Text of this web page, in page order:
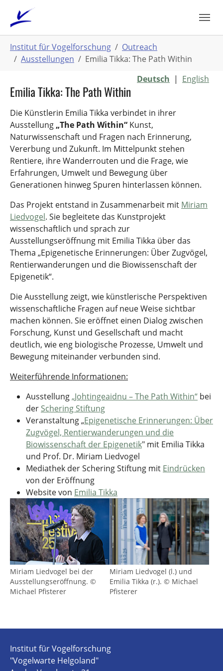
Hauptinhalt
springen
sind
hier:
Institut für Vogelforschung
Outreach
Ausstellungen
Emilia Tikka: The Path Within
Deutsch | English
Miriam Liedvogel bei der
Ausstellungseröffnung. ©
Michael Pfisterer
Miriam Liedvogel (l.) und
Emilia Tikka (r.). © Michael
Pfisterer
Emilia Tikka: The Path Within
Die Künstlerin Emilia Tikka verbindet in ihrer
Ausstellung „The Path Within“ Kunst,
Naturwissenschaft und Fragen nach Erinnerung,
Vererbung und Zukunft. Im Mittelpunkt stehen
Rentiere, ihre Wanderrouten und die Frage, wie
Erfahrungen, Umwelt und Bewegung über
Generationen hinweg Spuren hinterlassen können.
Das Projekt entstand in Zusammenarbeit mit Miriam
Liedvogel. Sie begleitete das Kunstprojekt
wissenschaftlich und sprach zur
Ausstellungseröffnung mit Emilia Tikka über das
Thema „Epigenetische Erinnerungen: Über Zugvögel,
Rentierwanderungen und die Biowissenschaft der
Epigenetik“.
Die Ausstellung zeigt, wie künstlerische Perspektiven
wissenschaftliche Fragen auf neue Weise sichtbar
machen können. Sie eröffnet einen Dialog zwischen
Forschung, Kunst und Gesellschaft und macht
deutlich, wie eng biologische Prozesse, Umwelt und
Bewegung miteinander verbunden sind.
Weiterführende Informationen:
Ausstellung„Johtingeaidnu – The Path Within“ bei
der Schering Stiftung
Veranstaltung„Epigenetische Erinnerungen: Über
Zugvögel, Rentierwanderungen und die
Biowissenschaft der Epigenetik" mit Emilia Tikka
und Prof. Dr. Miriam Liedvogel
Mediathek der Schering Stiftung mit Eindrücken
von der Eröffnung
Website von Emilia Tikka
Institut für Vogelforschung
"Vogelwarte Helgoland"